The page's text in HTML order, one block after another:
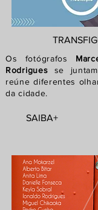
Os fotógrafos
Rodrigues se
reúnediferentes
da cidade.
SAIBA+